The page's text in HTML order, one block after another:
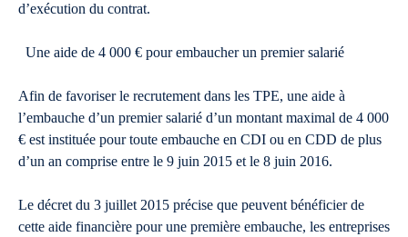
d’exécution du contrat.
Une aide de 4 000 € pour embaucher un premier salarié
Afin de favoriser le recrutement dans les TPE, une aide à
l’embauche d’un premier salarié d’un montant maximal de 4 000
€ est instituée pour toute embauche en CDI ou en CDD de plus
d’un an comprise entre le 9 juin 2015 et le 8 juin 2016.
Le décret du 3 juillet 2015 précise que peuvent bénéficier de
cette aide financière pour une première embauche, les entreprises